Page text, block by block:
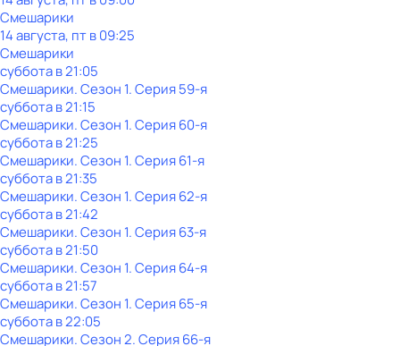
Смешарики
14 августа, пт в 09:25
Смешарики
субботав21:05
Смешарики. Сезон 1. Серия 59-я
субботав21:15
Смешарики. Сезон 1. Серия 60-я
субботав21:25
Смешарики. Сезон 1. Серия 61-я
субботав21:35
Смешарики. Сезон 1. Серия 62-я
субботав21:42
Смешарики. Сезон 1. Серия 63-я
субботав21:50
Смешарики. Сезон 1. Серия 64-я
субботав21:57
Смешарики. Сезон 1. Серия 65-я
субботав22:05
Смешарики. Сезон 2. Серия 66-я